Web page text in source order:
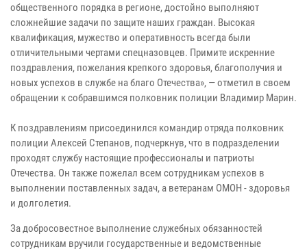
общественного порядка в регионе, достойно выполняют
сложнейшие задачи по защите наших граждан. Высокая
квалификация, мужество и оперативность всегда были
отличительными чертами спецназовцев. Примите искренние
поздравления, пожелания крепкого здоровья, благополучия и
новых успехов в службе на благо Отечества», — отметил в своем
обращении к собравшимся полковник полиции Владимир Марин.
К поздравлениям присоединился командир отряда полковник
полиции Алексей Степанов, подчеркнув, что в подразделении
проходят службу настоящие профессионалы и патриоты
Отечества. Он также пожелал всем сотрудникам успехов в
выполнении поставленных задач, а ветеранам ОМОН - здоровья
и долголетия.
За добросовестное выполнение служебных обязанностей
сотрудникам вручили государственные и ведомственные